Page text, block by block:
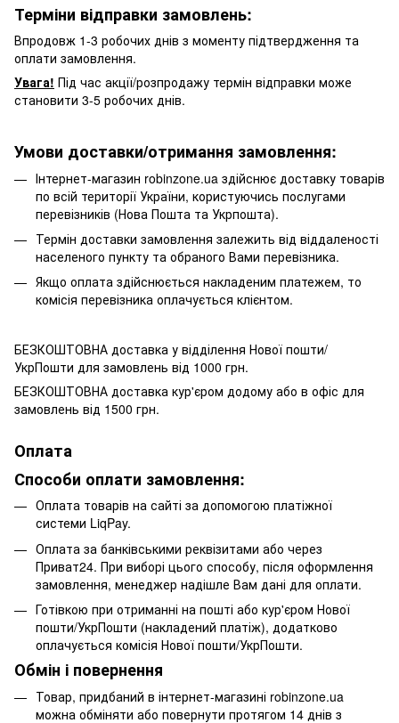
Терміни відправки замовлень:
Впродовж 1-3 робочих днів з моменту підтвердження та
оплати замовлення.
Увага! Під час акції/розпродажу термін відправки може
становити 3-5 робочих днів.
Умови доставки/отримання замовлення:
Інтернет-магазин robinzone.ua здійснює доставку товарів
по всій території України, користуючись послугами
перевізників (Нова Пошта та Укрпошта).
Термін доставки замовлення залежить від віддаленості
населеного пункту та обраного Вами перевізника.
Якщо оплата здійснюється накладеним платежем, то
комісія перевізника оплачується клієнтом.
БЕЗКОШТОВНА доставка у відділення Нової пошти/
УкрПошти для замовлень від 1000 грн.
БЕЗКОШТОВНА доставка кур'єром додому або в офіс для
замовлень від 1500 грн.
Оплата
Способи оплати замовлення:
Оплата товарів на сайті за допомогою платіжної
системи LiqPay.
Оплата за банківськими реквізитами або через
Приват24. При виборі цього способу, після оформлення
замовлення, менеджер надішле Вам дані для оплати.
Готівкою при отриманні на пошті або кур'єром Нової
пошти/УкрПошти (накладений платіж), додатково
оплачується комісія Нової пошти/УкрПошти.
Обмін і повернення
Товар, придбаний в інтернет-магазині robinzone.ua
можна обміняти або повернути протягом 14 днів з